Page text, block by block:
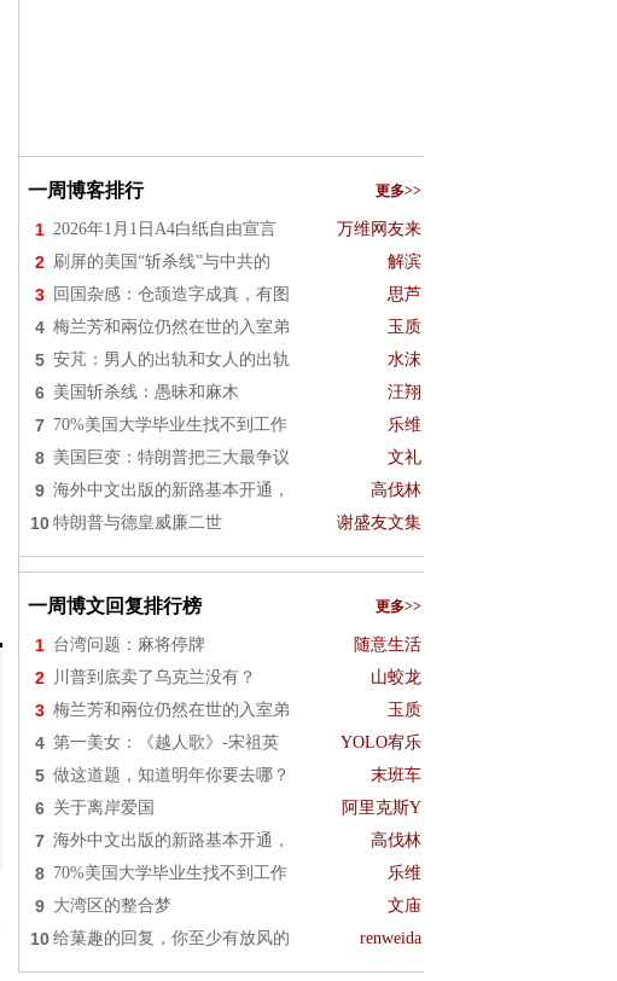
一周博客排行 更多>>
1 2026年1月1日A4白纸自由宣言 万维网友来
2 刷屏的美国“斩杀线”与中共的 解滨
3 回国杂感：仓颉造字成真，有图 思芦
4 梅兰芳和兩位仍然在世的入室弟 玉质
5 安芃：男人的出轨和女人的出轨 水沫
6 美国斩杀线：愚昧和麻木 汪翔
7 70%美国大学毕业生找不到工作 乐维
8 美国巨变：特朗普把三大最争议 文礼
9 海外中文出版的新路基本开通， 高伐林
10 特朗普与德皇威廉二世 谢盛友文集
一周博文回复排行榜 更多>>
1 台湾问题：麻将停牌 随意生活
2 川普到底卖了乌克兰没有？ 山蛟龙
3 梅兰芳和兩位仍然在世的入室弟 玉质
4 第一美女：《越人歌》-宋祖英 YOLO宥乐
5 做这道题，知道明年你要去哪？ 末班车
6 关于离岸爱国 阿里克斯Y
7 海外中文出版的新路基本开通， 高伐林
8 70%美国大学毕业生找不到工作 乐维
9 大湾区的整合梦 文庙
10 给菓趣的回复，你至少有放风的 renweida